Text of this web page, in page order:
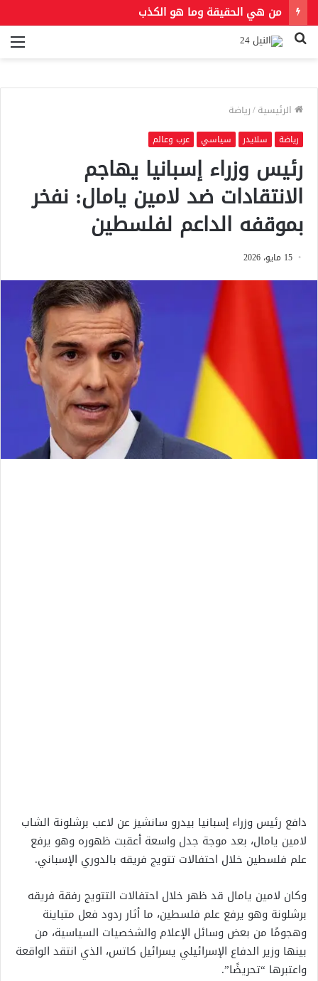
من هي الحقيقة وما هو الكذب
بحث
الرئيسية/رياضة
رياضة سلايدر سياسي عرب وعالم
رئيس وزراء إسبانيا يهاجم
الانتقادات ضد لامين يامال: نفخر
بموقفه الداعم لفلسطين
15 مايو، 2026
دافع رئيس وزراء إسبانيا بيدرو سانشيز عن لاعب برشلونة الشاب
لامين يامال، بعد موجة جدل واسعة أعقبت ظهوره وهو يرفع
علم فلسطين خلال احتفالات تتويج فريقه بالدوري الإسباني.
وكان لامين يامال قد ظهر خلال احتفالات التتويج رفقة فريقه
برشلونة وهو يرفع علم فلسطين، ما أثار ردود فعل متباينة
وهجومًا من بعض وسائل الإعلام والشخصيات السياسية، من
بينها وزير الدفاع الإسرائيلي يسرائيل كاتس، الذي انتقد الواقعة
واعتبرها “تحريضًا”.